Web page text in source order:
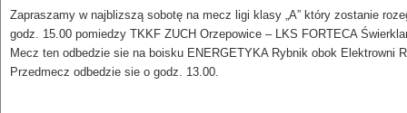
Zapraszamy w najblizszą sobotę na mecz ligi klasy „A” który zostanie
godz. 15.00 pomiedzy TKKF ZUCH Orzepowice – LKS FORTECA
Mecz ten odbedzie sie na boisku ENERGETYKA Rybnik obok Elektrowni
Przedmecz odbedzie sie o godz. 13.00.